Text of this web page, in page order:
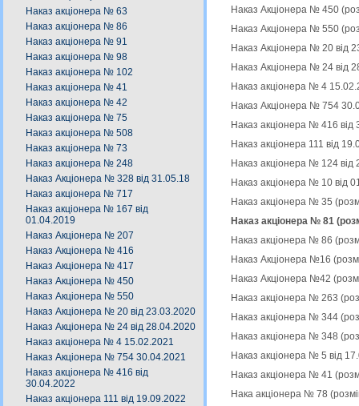
Наказ акціонера № 63
Наказ акціонера № 86
Наказ акціонера № 91
Наказ акціонера № 98
Наказ акціонера № 102
Наказ акціонера № 41
Наказ акціонера № 42
Наказ акціонера № 75
Наказ акціонера № 508
Наказ акціонера № 73
Наказ акціонера № 248
Наказ Акціонера № 328 від 31.05.18
Наказ акціонера № 717
Наказ акціонера № 167 від
01.04.2019
Наказ Акціонера № 207
Наказ Акціонера № 416
Наказ Акціонера № 417
Наказ Акціонера № 450
Наказ Акціонера № 550
Наказ Акціонера № 20 від 23.03.2020
Наказ Акціонера № 24 від 28.04.2020
Наказ акціонера № 4 15.02.2021
Наказ Акціонера № 754 30.04.2021
Наказ акціонера № 416 від
30.04.2022
Наказ акціонера 111 від 19.09.2022
Наказ Акціонера № 450
Наказ Акціонера № 550
Наказ Акціонера № 20 від
Наказ Акціонера № 24 від
Наказ акціонера № 4
Наказ Акціонера № 754
Наказ акціонера № 416
Наказ акціонера 111 від
Наказ акціонера № 124
Наказ акціонера № 10 від
Наказ акціонера № 35
Наказ акціонера № 81
Наказ акціонера № 86
Наказ Акціонера №16
Наказ Акціонера №42
Наказ акціонера № 263
Наказ акціонера № 344
Наказ акціонера № 348
Наказ акціонера № 5 від
Наказ акціонера № 41
Нака акціонера № 78